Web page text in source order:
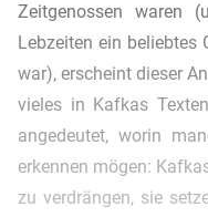
Zeitgenossen waren
Lebzeiten ein beliebtes
war), erscheint dieser
vieles in Kafkas
angedeutet, worin
erkennen mögen:
zu verdrängen, sie